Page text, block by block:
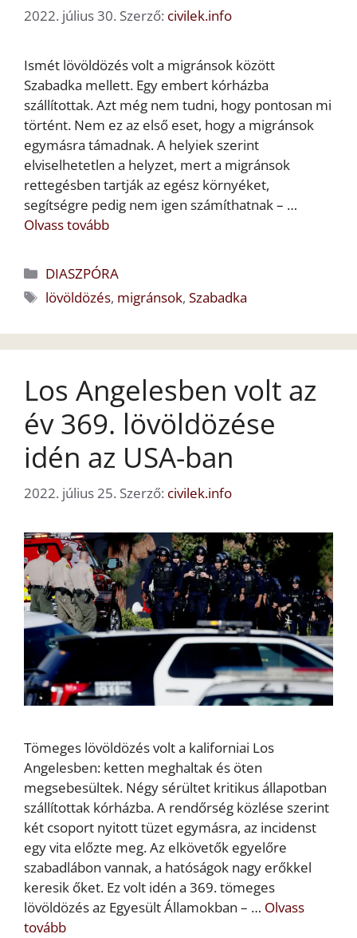
2022. július 30. Szerző: civilek.info
Ismét lövöldözés volt a migránsok között
Szabadka mellett. Egy embert kórházba
szállítottak. Azt még nem tudni, hogy pontosan mi
történt. Nem ez az első eset, hogy a migránsok
egymásra támadnak. A helyiek szerint
elviselhetetlen a helyzet, mert a migránsok
rettegésben tartják az egész környéket,
segítségre pedig nem igen számíthatnak – …
Olvass tovább
Kategória
DIASZPÓRA
Címkék
lövöldözés, migránsok,Szabadka
Los Angelesben volt az
év 369. lövöldözése
idén az USA-ban
2022. július 25. Szerző: civilek.info
Tömeges lövöldözés volt a kaliforniai Los
Angelesben: ketten meghaltak és öten
megsebesültek. Négy sérültet kritikus állapotban
szállítottak kórházba. A rendőrség közlése szerint
két csoport nyitott tüzet egymásra, az incidenst
egy vita előzte meg. Az elkövetők egyelőre
szabadlábon vannak, a hatóságok nagy erőkkel
keresik őket. Ez volt idén a 369. tömeges
lövöldözés az Egyesült Államokban – … Olvass
tovább